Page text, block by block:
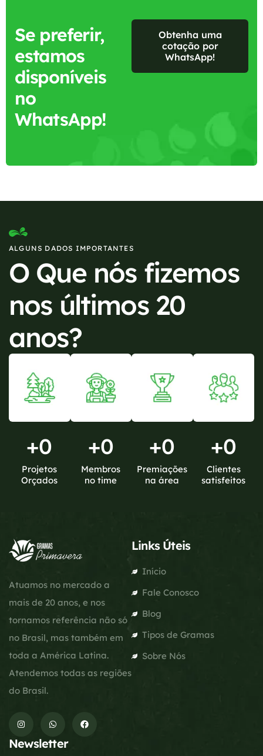
Se preferir,
estamos
disponíveis
no
WhatsApp!
Obtenha uma
cotação por
WhatsApp!
ALGUNS DADOS IMPORTANTES
O Que nós fizemos
nos últimos 20
anos?
+0
Projetos
Orçados
+0
Membros
no time
+0
Premiações
na área
+0
Clientes
satisfeitos
Atuamos no mercado a
mais de 20 anos, e nos
tornamos referência não só
no Brasil, mas também em
toda a América Latina.
Atendemos todas as regiões
do Brasil.
Links Úteis
Início
Fale Conosco
Blog
Tipos de Gramas
Sobre Nós
Newsletter